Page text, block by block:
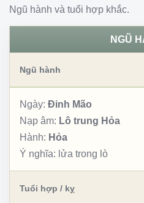
Ngũ hành và tuổi hợp khắc.
NGŨ
Ngũ hành
Ngày: Đinh Mão
Nạp âm: Lô trung Hỏa
Hành: Hỏa
Ý nghĩa: lửa trong lò
Tuổi hợp / kỵ